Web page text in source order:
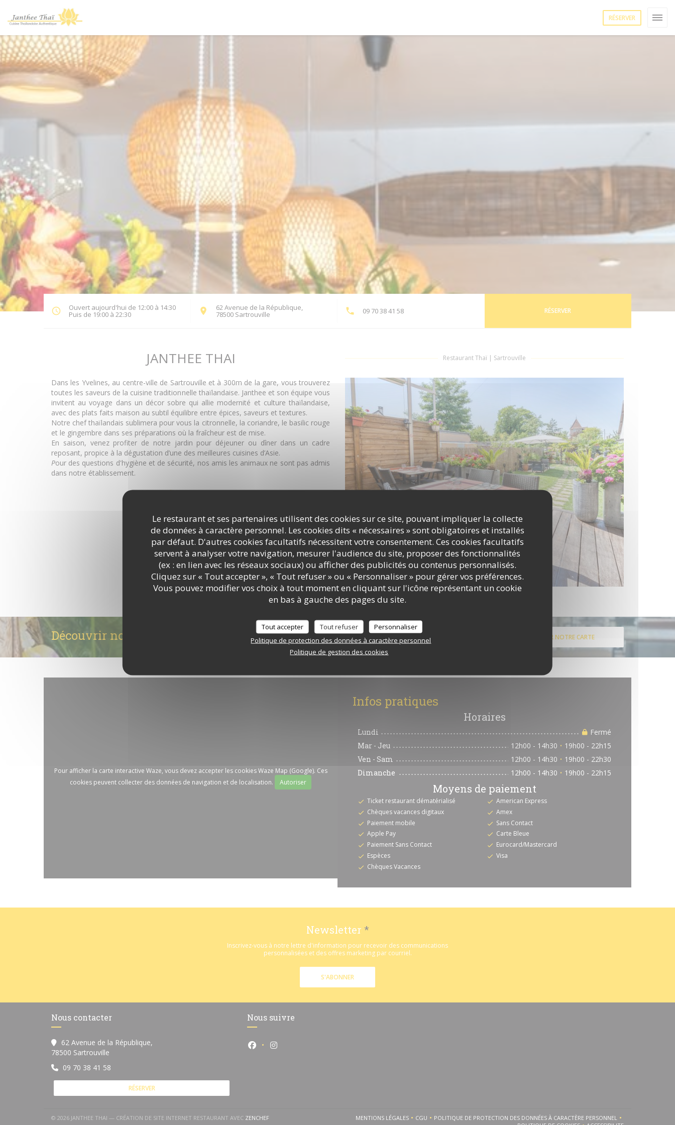
Le restaurant et ses partenaires utilisent des cookies sur ce site, pouvant impliquer la collecte
de données à caractère personnel. Les cookies dits « nécessaires » sont obligatoires et installés
par défaut. D'autres cookies facultatifs nécessitent votre consentement. Ces cookies facultatifs
servent à analyser votre navigation, mesurer l'audience du site, proposer des fonctionnalités
(ex : en lien avec les réseaux sociaux) ou afficher des publicités ou contenus personnalisés.
Cliquez sur « Tout accepter », « Tout refuser » ou « Personnaliser » pour gérer vos préférences.
Vous pouvez modifier vos choix à tout moment en cliquant sur l'icône représentant un cookie
en bas à gauche des pages du site.
Tout accepter Tout refuser
Personnaliser
Politique de protection des données à caractère personnel
Politique de gestion des cookies
RÉSERVER
Ouvert aujourd'hui de 12:00 à 14:30
Puis de 19:00 à 22:30
62 Avenue de la République,
78500 Sartrouville((ouvre une nouvelle fenêtre)) 09 70 38 41 58 RÉSERVER
JANTHEE THAI Restaurant Thaï | Sartrouville
Dans les Yvelines, au centre-ville de Sartrouville et à 300m de la gare, vous trouverez
toutes les saveurs de la cuisine traditionnelle thaïlandaise. Janthee et son équipe vous
invitent au voyage dans un décor sobre qui allie modernité et culture thaïlandaise,
avec des plats faits maison au subtil équilibre entre épices, saveurs et textures.
Notre chef thaïlandais sublimera pour vous la citronnelle, la coriandre, le basilic rouge
et le gingembre dans ses préparations où la fraîcheur est de mise.
En saison, venez profiter de notre jardin pour déjeuner ou dîner dans un cadre
reposant, propice à la dégustation d’une des meilleures cuisines d’Asie.
Pour des questions d'hygiène et de sécurité, nos amis les animaux ne sont pas admis
dans notre établissement.
Découvrir notre carte DÉCOUVRIR NOTRE CARTE
Pour afficher la carte interactive Waze, vous devez accepter les cookies Waze Map (Google). Ces
cookies peuvent collecter des données de navigation et de localisation.
Autoriser
Infos pratiques
Horaires
Lundi
Fermé
Mar - Jeu 12h00 - 14h30 • 19h00 - 22h15
Ven - Sam 12h00 - 14h30 • 19h00 - 22h30
Dimanche
12h00 - 14h30 • 19h00 - 22h15
Moyens de paiement
Ticket restaurant dématérialisé
American Express
Chèques vacances digitaux
Amex
Paiement mobile
Sans Contact
Apple Pay
Carte Bleue
Paiement Sans Contact
Eurocard/Mastercard
Espèces
Visa
Chèques Vacances
Newsletter *
Inscrivez-vous à notre lettre d'information pour recevoir des communications
personnalisées et des offres marketing par courriel.
S'ABONNER
Nous contacter
62 Avenue de la République,
78500 Sartrouville
09 70 38 41 58
RÉSERVER
Nous suivre
Facebook ((ouvre une nouvelle fenêtre))
Instagram ((ouvre une nouvelle fenêtre))
© 2026 JANTHEE THAI — CRÉATION DE SITE INTERNET RESTAURANT AVEC ZENCHEF((OUVRE UNE NOUVELLE FENÊTRE))MENTIONS LÉGALES((OUVRE UNE NOUVELLE FENÊTRE))
CGU((OUVRE UNE NOUVELLE FENÊTRE))
POLITIQUE DE PROTECTION DES DONNÉES À CARACTÈRE PERSONNEL
((OUVRE UNE NOUVELLE FENÊTRE))